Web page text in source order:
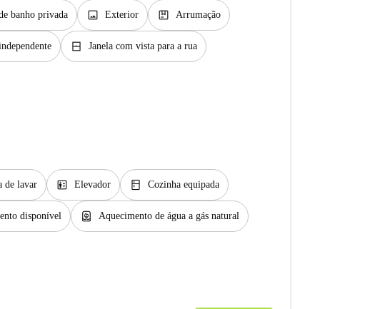
banho privada image Exterior package Arrumação
window_closed Janela com vista para a rua
de lavar elevator Elevador kitchen Cozinha equipada
disponível water_heater Aquecimento de água a gás natural